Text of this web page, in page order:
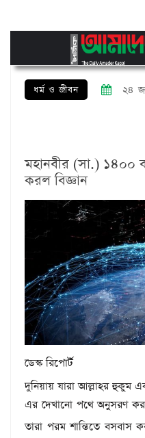
ধর্ম ও জীবন ২৪
মহানবীর (সা.) ১৪০০
করল বিজ্ঞান
ডেস্ক রিপোর্ট
দুনিয়ায় যারা আল্লাহর হুকুম
এর দেখানো পথে অনুসরণ
তারা পরম শান্তিতে বসবাস